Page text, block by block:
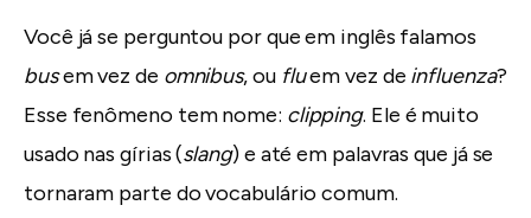
Você já se perguntou por que em inglês falamos
busem vez de omnibus, ou fluem vez de influenza?
Esse fenômeno tem nome: clipping. Ele é muito
usado nas gírias (slang) e até em palavras que já se
tornaram parte do vocabulário comum.